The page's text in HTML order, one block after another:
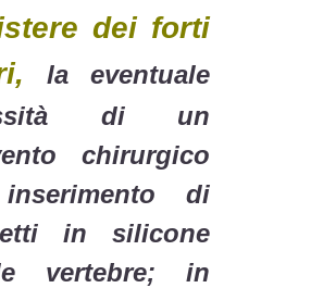
dei forti
la eventuale
di un
chirurgico
di
in silicone
vertebre; in